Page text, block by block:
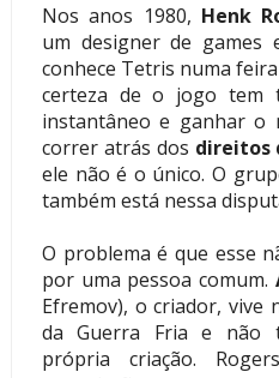
Nos anos 1980, Henk
um designer de games
conhece Tetris numa
certeza de o jogo tem
instantâneo e ganhar o
correr atrás dos direitos
ele não é o único. O
também está nessa
O problema é que esse
por uma pessoa comum.
Efremov), o criador, vive
da Guerra Fria e não
própria criação.